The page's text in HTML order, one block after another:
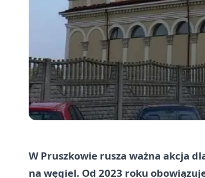
W Pruszkowie rusza ważna akcja
na węgiel. Od 2023 roku